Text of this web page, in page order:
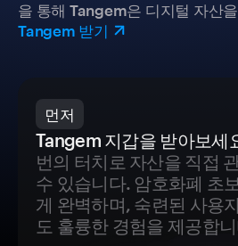
을 통해 Tangem은 디지털 자산
Tangem 받기
먼저
Tangem 지갑을 받아보세
번의 터치로 자산을 직접
수 있습니다. 암호화폐 초
게 완벽하며, 숙련된 사용
도 훌륭한 경험을 제공합